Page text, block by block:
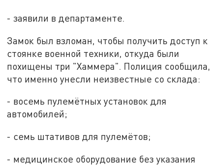
- заявили в департаменте.
Замок был взломан, чтобы получить доступ к
стоянке военной техники, откуда были
похищены три "Хаммера". Полиция сообщила,
что именно унесли неизвестные со склада:
- восемь пулемётных установок для
автомобилей;
- семь штативов для пулемётов;
- медицинское оборудование без указания